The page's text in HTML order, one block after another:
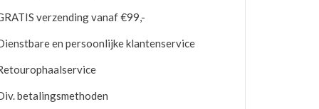
verzending vanaf €99,-
en persoonlijke klantenservice
betalingsmethoden